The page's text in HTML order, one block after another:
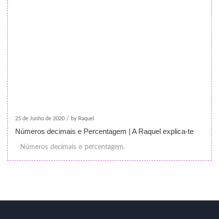
25 de Junho de 2020 / by Raquel
Números decimais e Percentagem | A Raquel explica-te
Números decimais e percentagem.